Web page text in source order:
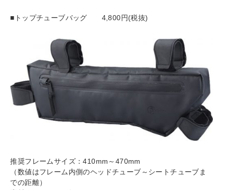
■ トップチューブバッグ 4,800円(税抜)
推奨フレームサイズ：410mm～470mm
（数値はフレーム内側のヘッドチューブ～シートチューブま
での距離）